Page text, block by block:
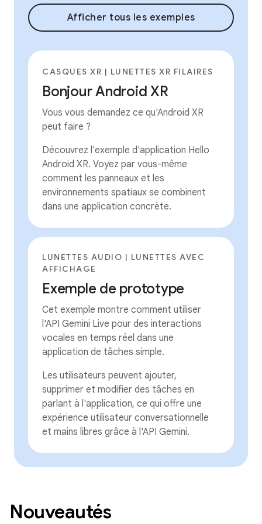
Afficher tous les exemples
CASQUES XR | LUNETTES XR FILAIRES
Bonjour Android XR
Vous vous demandez ce qu'Android XR
peut faire ?
Découvrez l'exemple d'application Hello
Android XR. Voyez par vous-même
comment les panneaux et les
environnements spatiaux se combinent
dans une application concrète.
LUNETTES AUDIO | LUNETTES AVEC
AFFICHAGE
Exemple de prototype
Cet exemple montre comment utiliser
l'API Gemini Live pour des interactions
vocales en temps réel dans une
application de tâches simple.
Les utilisateurs peuvent ajouter,
supprimer et modifier des tâches en
parlant à l'application, ce qui offre une
expérience utilisateur conversationnelle
et mains libres grâce à l'API Gemini.
Nouveautés